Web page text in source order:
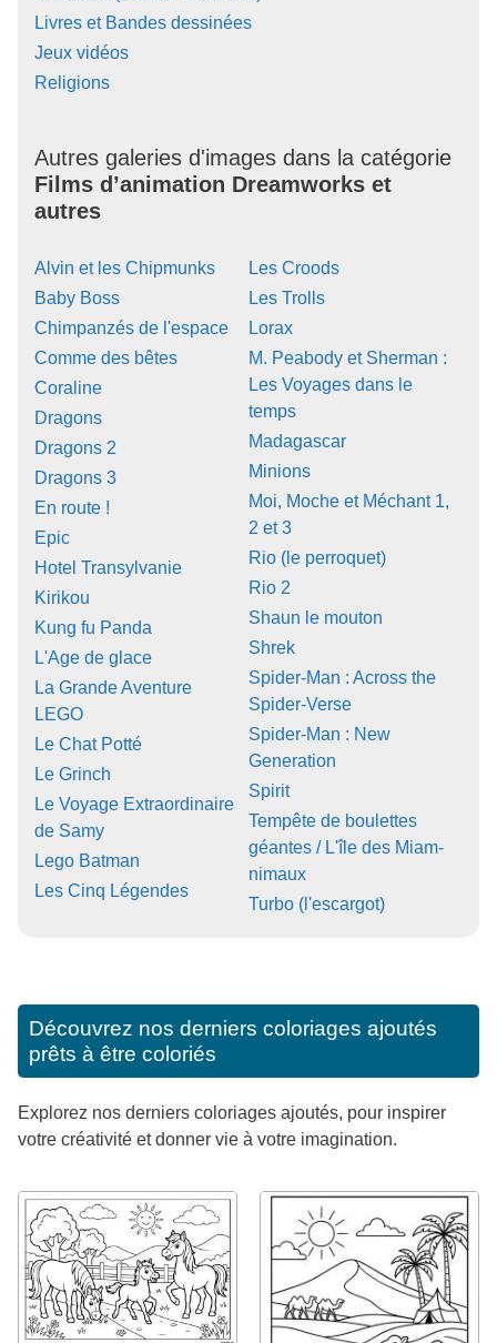
Livres et Bandes dessinées
Jeux vidéos
Religions
Autres galeries d'images dans la catégorie
Films d’animation Dreamworks et
autres
Alvin et les Chipmunks
Baby Boss
Chimpanzés de l'espace
Comme des bêtes
Coraline
Dragons
Dragons 2
Dragons 3
En route !
Epic
Hotel Transylvanie
Kirikou
Kung fu Panda
L'Age de glace
La Grande Aventure
LEGO
Le Chat Potté
Le Grinch
Le Voyage Extraordinaire
de Samy
Lego Batman
Les Cinq Légendes
Les Croods
Les Trolls
Lorax
M. Peabody et Sherman :
Les Voyages dans le
temps
Madagascar
Minions
Moi, Moche et Méchant 1,
2 et 3
Rio (le perroquet)
Rio 2
Shaun le mouton
Shrek
Spider-Man : Across the
Spider-Verse
Spider-Man : New
Generation
Spirit
Tempête de boulettes
géantes / L'île des Miam-
nimaux
Turbo (l'escargot)
Découvrez nos derniers coloriages ajoutés
prêts à être coloriés
Explorez nos derniers coloriages ajoutés, pour inspirer
votre créativité et donner vie à votre imagination.